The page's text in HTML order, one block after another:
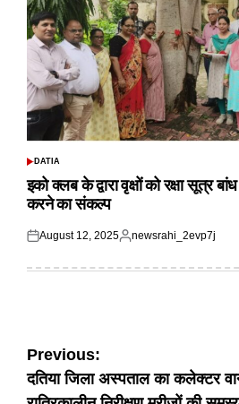
POSTED
DATIA
इको क्लब के द्वारा वृक्षों को रक्षा सूत्र
करने का संकल्प
Posted
August 12, 2025
Posted
newsrahi_2evp7j
Post
navigation
Previous:
दतिया जिला अस्पताल का कलेक्टर